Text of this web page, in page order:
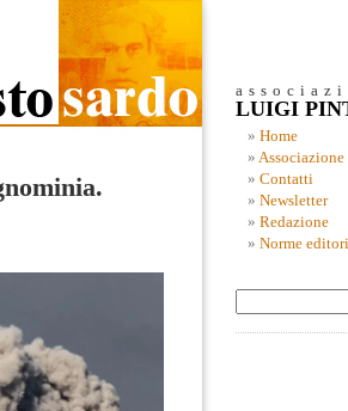
LUIGI
Home
Associazione
Contatti
Newsletter
Redazione
Norme